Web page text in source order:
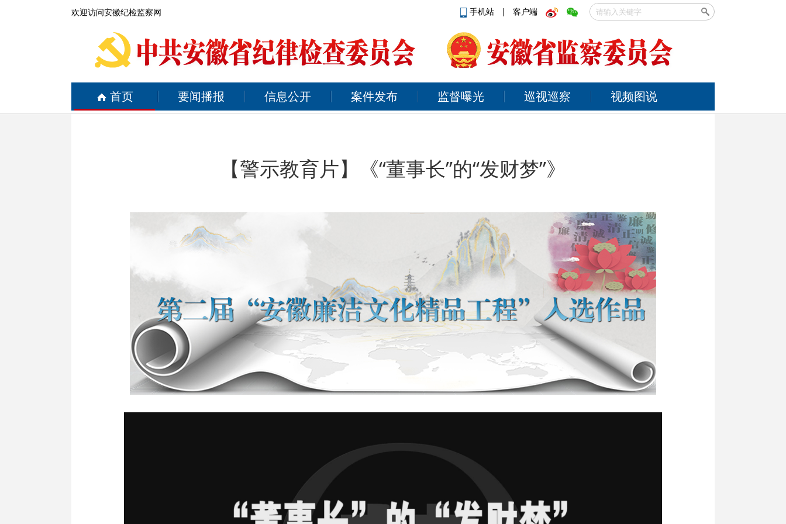
欢迎访问安徽纪检监察网 手机站 | 客户端
首页 要闻播报 信息公开 案件发布 监督曝光 巡视巡察 视频图说
【警示教育片】《“董事长”的“发财梦”》